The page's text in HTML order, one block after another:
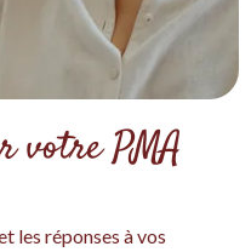
votre PMA
les réponses à vos